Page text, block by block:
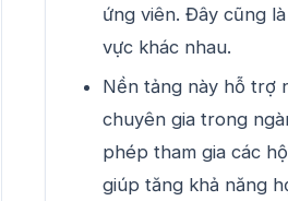
ứng viên. Đây cũng
vực khác nhau.
Nền tảng này hỗ trợ
chuyên gia trong
phép tham gia các
giúp tăng khả năng